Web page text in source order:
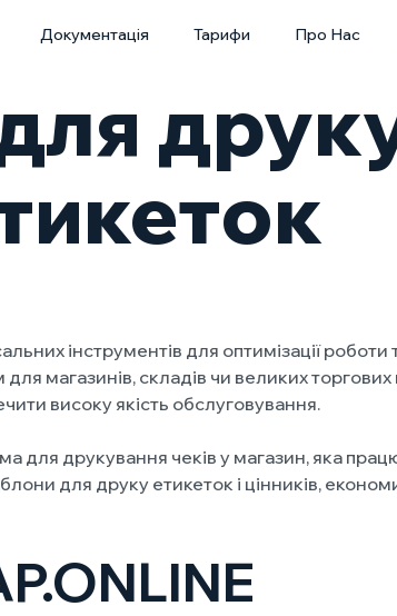
Документація Тарифи Про Нас
інструментів для оптимізації
для магазинів, складів чи великих
високу якість обслуговування.
для друкування чеків у магазин, яка
для друку етикеток і цінників,